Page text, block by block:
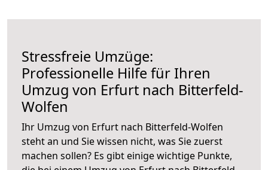
Stressfreie Umzüge:
Professionelle Hilfe für Ihren
Umzug von Erfurt nach Bitterfeld-
Wolfen
Ihr Umzug von Erfurt nach Bitterfeld-Wolfen
steht an und Sie wissen nicht, was Sie zuerst
machen sollen? Es gibt einige wichtige Punkte,